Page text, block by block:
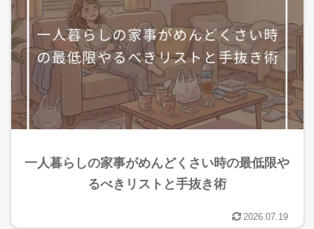
一人暮らしの家事がめんどくさい時の最低限や
るべきリストと手抜き術
2026.07.19